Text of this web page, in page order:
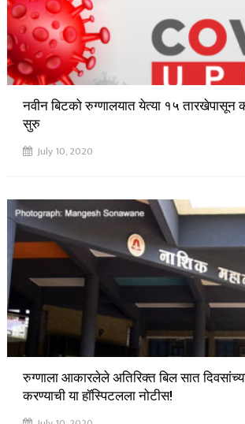
नवीन बिटको रुग्णालयात येत्या १५ तारखेपासून
सुरु
July 10, 2020
रुग्णाला आकारलेले अतिरिक्त बिल सात
करण्याची या हॉस्पिटलला नोटीस!